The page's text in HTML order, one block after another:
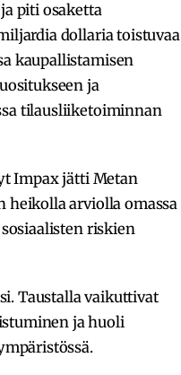
piti osaketta
dollaria toistuvaa
kaupallistamisen
ja
tilausliiketoiminnan
Impax jätti Metan
heikolla arviolla omassa
riskien
Taustalla vaikuttivat
ja huoli